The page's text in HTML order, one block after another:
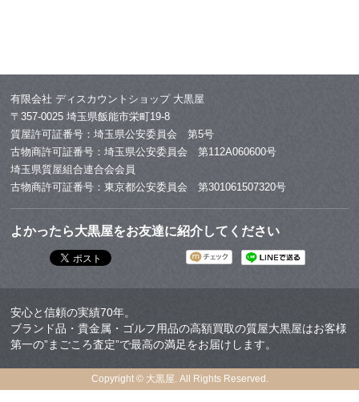
有限会社 ディスカウントショップ 大黒屋
〒357-0025 埼玉県飯能市栄町19-8
質屋許可証番号：埼玉県公安委員会 第5号
古物商許可証番号：埼玉県公安委員会 第112A060600号
埼玉県質屋組合連合会会員
古物商許可証番号：東京都公安委員会 第301061507320号
よかったら大黒屋をお友達に紹介してください
安心と信頼の実績70年。
ブランド品・貴金属・ゴルフ用品の高額買取の質屋大黒屋はお客様
第一の”まごころ査定”で最高の満足をお届けします。
Copyright © 大黒屋. All Rights Reserved.